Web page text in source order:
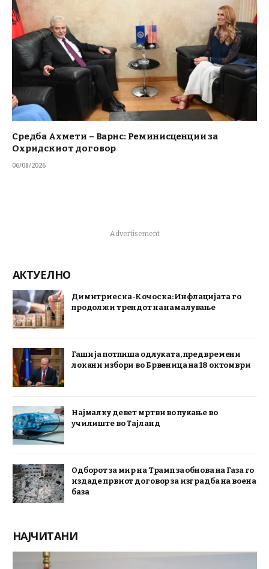
Средба Ахмети – Варнс: Реминисценции за
Охридскиот договор
06/08/2026
Advertisement
АКТУЕЛНО
Димитриеска-Кочоска: Инфлацијата го
продолжи трендот на намалување
Гаши ја потпиша одлуката, предвремени
локани избори во Брвеница на 18 октомври
Најмалку девет мртви во пукање во
училиште во Тајланд
Одборот за мир на Трамп за обнова на Газа го
издаде првиот договор за изградба на воена
база
НАЈЧИТАНИ